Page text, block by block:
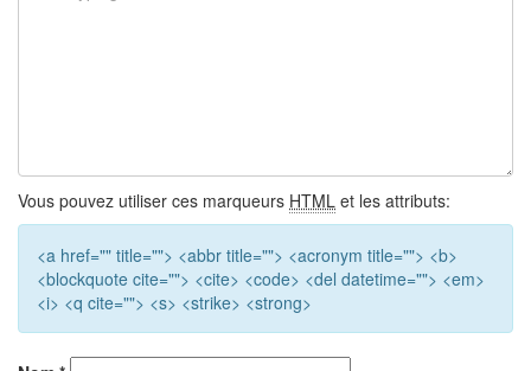
Vous pouvez utiliser ces marqueurs HTML et les attributs:
<a href="" title=""> <abbr title=""> <acronym title=""> <b>
<blockquote cite=""> <cite> <code> <del datetime=""> <em>
<i> <q cite=""> <s> <strike> <strong>